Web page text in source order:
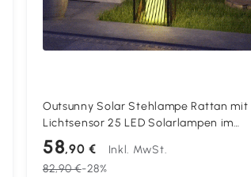
Outsunny Solar Stehlampe Rattan mit
Lichtsensor 25 LED Solarlampen im
Boho-Stil IP44 Spritzwassergeschützt
Schwarz+Grau
58,90 €
Inkl. MwSt.
82,90 €-28%